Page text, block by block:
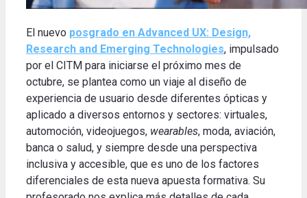
El nuevo posgrado en Advanced UX: Design,
Research and Emerging Technologies, impulsado
por el CITM para iniciarse el próximo mes de
octubre, se plantea como un viaje al diseño de
experiencia de usuario desde diferentes ópticas y
aplicado a diversos entornos y sectores: virtuales,
automoción, videojuegos, wearables, moda, aviación,
banca o salud, y siempre desde una perspectiva
inclusiva y accesible, que es uno de los factores
diferenciales de esta nueva apuesta formativa. Su